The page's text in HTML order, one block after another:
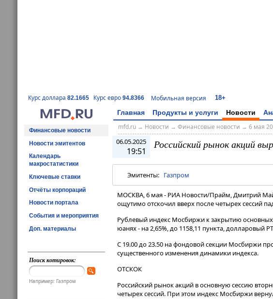
Курс доллара 82.1665 Курс евро 94.8366 Мобильная версия 18+
Главная Продукты и услуги Новости
Финансовые новости
Новости эмитентов
Календарь
макростатистики
Ключевые ставки
Отчёты корпораций
Новости портала
События и мероприятия
Доп. материалы
Поиск котировок:
Например: Газпром
mfd.ru→ Новости → Финансовые новости → 6 мая
06.05.2025
19:51
Российский рынок акций
Эмитенты: Газпром
МОСКВА, 6 мая - РИА Новости/Прайм, Дмитрий
ощутимо отскочил вверх после четырех сессий
Рублевый индекс Мосбиржи к закрытию основных
юанях - на 2,65%, до 1158,11 пункта, долларовый
С 19.00 до 23.50 на фондовой секции Мосбиржи
существенного изменения динамики индекса.
ОТСКОК
Российский рынок акций в основную сессию
четырех сессий. При этом индекс Мосбиржи